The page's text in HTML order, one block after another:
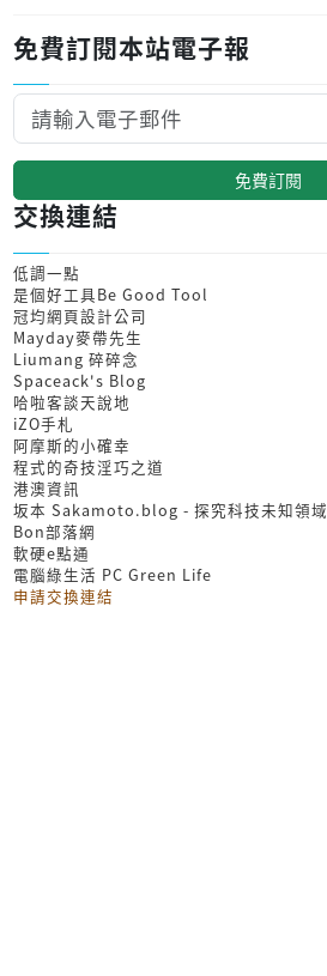
免費訂閱本站電子報
免費訂閱
交換連結
低調一點
是個好工具Be Good Tool
冠均網頁設計公司
Mayday麥帶先生
Liumang 碎碎念
Spaceack's Blog
哈啦客談天說地
iZO手札
阿摩斯的小確幸
程式的奇技淫巧之道
港澳資訊
坂本 Sakamoto.blog - 探究科技未知領域
Bon部落網
軟硬e點通
電腦綠生活 PC Green Life
申請交換連結